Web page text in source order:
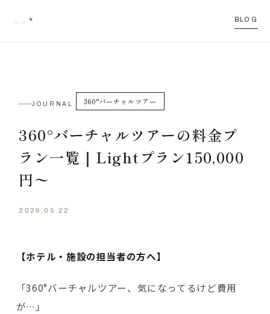
BLOG
JOURNAL 360°バーチャルツアー
360°バーチャルツアーの料金プ
ラン一覧｜Lightプラン150,000
円〜
2026.05.22
【ホテル・施設の担当者の方へ】
「360°バーチャルツアー、気になってるけど費用
が…」